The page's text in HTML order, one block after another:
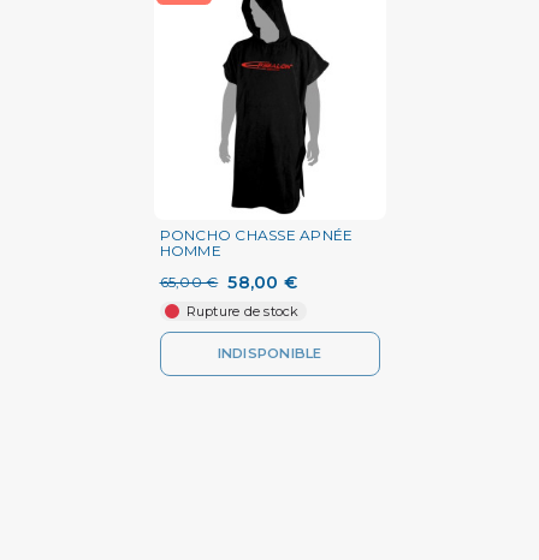
PONCHO CHASSE APNÉE
HOMME
65,00 € 58,00 €
Rupture de stock
INDISPONIBLE